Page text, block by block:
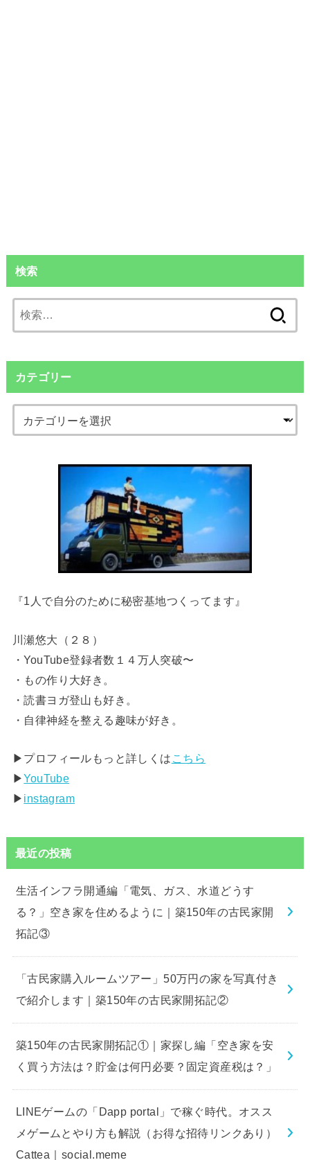
検索
索:
カテゴリー
『1人で自分のために秘密基地つくってます』
川瀬悠大（２８）
・YouTube登録者数１４万人突破〜
・もの作り大好き。
・読書ヨガ登山も好き。
・自律神経を整える趣味が好き。
▶︎プロフィールもっと詳しくは こちら
▶︎YouTube
▶︎ instagram
最近の投稿
生活インフラ開通編「電気、ガス、水道どうす
る？」空き家を住めるように｜築150年の古民家開
拓記③
「古民家購入ルームツアー」50万円の家を写真付き
で紹介します｜築150年の古民家開拓記②
築150年の古民家開拓記①｜家探し編「空き家を安
く買う方法は？貯金は何円必要？固定資産税は？」
LINEゲームの「Dapp portal」で稼ぐ時代。オスス
メゲームとやり方も解説（お得な招待リンクあり）
Cattea｜social.meme